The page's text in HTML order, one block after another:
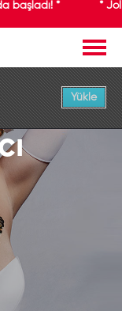
başladı! * *
Yükle